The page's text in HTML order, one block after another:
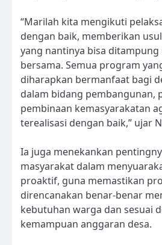
“Marilah kita mengikuti
dengan baik, memberikan
yang nantinya bisa
bersama. Semua program
diharapkan bermanfaat bagi
dalam bidang pembangunan,
pembinaan kemasyarakatan
terealisasi dengan baik,” ujar
Ia juga menekankan
masyarakat dalam
proaktif, guna memastikan
direncanakan benar-benar
kebutuhan warga dan sesuai
kemampuan anggaran desa.